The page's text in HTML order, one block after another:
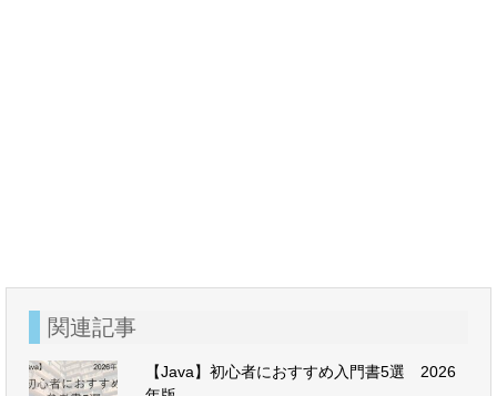
関連記事
【Java】初心者におすすめ入門書5選 2026